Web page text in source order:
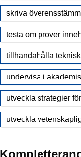
skriva
testa om prover
tillhandahålla
undervisa i
utveckla strategier
utveckla